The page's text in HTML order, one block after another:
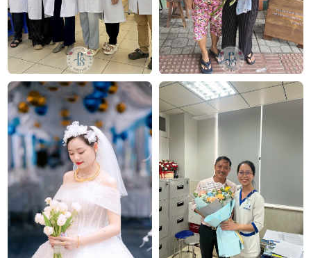
các mẫu
bó hoa cướiđược chăm chút kỹ lưỡng.
Văn Phòng: 235A Hoàng Hoa Thám, P.5, Quận Phú
Nhuận, TP.HCM
Địa chỉ: 120B Huỳnh Văn Bánh, P.11, Quận Phú Nhuận,
TP.HCM
Hotline: 093 407 2575
E-mail:info@flowersight.com
Website:https://flowersight.com/
Đánh giá product này